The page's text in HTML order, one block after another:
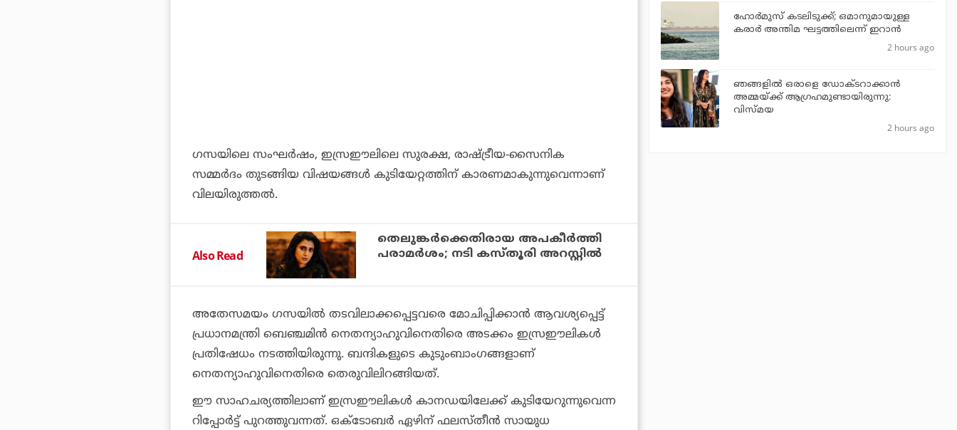
ഗസയിലെ സംഘര്‍ഷം, ഇസ്രഈലിലെ സുരക്ഷ, രാഷ്ട്രീയ-സൈനിക
സമ്മര്‍ദം തുടങ്ങിയ വിഷയങ്ങള്‍ കുടിയേറ്റത്തിന് കാരണമാകുന്നുവെന്നാണ്
വിലയിരുത്തല്‍.
Also Read
തെലുങ്കര്‍ക്കെതിരായ അപകീര്‍ത്തി
പരാമര്‍ശം; നടി കസ്തൂരി അറസ്റ്റില്‍
അതേസമയം ഗസയില്‍ തടവിലാക്കപ്പെട്ടവരെ മോചിപ്പിക്കാന്‍ ആവശ്യപ്പെട്ട്
പ്രധാനമന്ത്രി ബെഞ്ചമിന്‍ നെതന്യാഹുവിനെതിരെ അടക്കം ഇസ്രഈലികള്‍
പ്രതിഷേധം നടത്തിയിരുന്നു. ബന്ദികളുടെ കുടുംബാംഗങ്ങളാണ്
നെതന്യാഹുവിനെതിരെ തെരുവിലിറങ്ങിയത്.
ഈ സാഹചര്യത്തിലാണ് ഇസ്രഈലികള്‍ കാനഡയിലേക്ക് കുടിയേറുന്നുവെന്ന
റിപ്പോര്‍ട്ട് പുറത്തുവന്നത്. ഒക്ടോബര്‍ ഏഴിന് ഫലസ്തീന്‍ സായുധ
ഹോര്‍മുസ് കടലിടുക്ക്; ഒമാനുമായുള്ള
കരാര്‍ അന്തിമ ഘട്ടത്തിലെന്ന് ഇറാന്‍
2 hours ago
ഞങ്ങളിൽ ഒരാളെ ഡോക്‌ടറാക്കാൻ
അമ്മയ്ക്ക് ആഗ്രഹമുണ്ടായിരുന്നു:
വിസ്മയ
2 hours ago